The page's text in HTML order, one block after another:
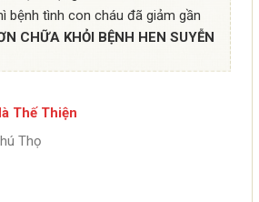
bệnh tình con cháu đã giảm gần
CHỮA KHỎI BỆNH HEN SUYỄN
Thế Thiện
Thọ